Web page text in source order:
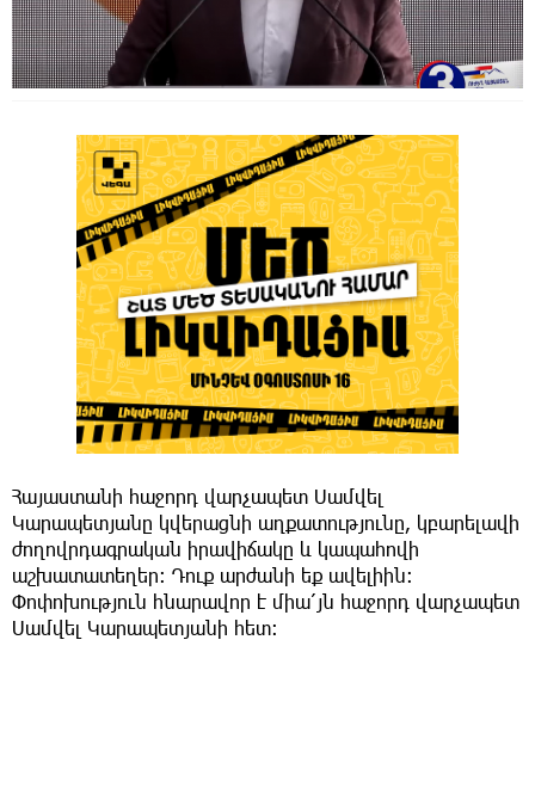
Հայաստանի հաջորդ վարչապետ Սամվել
Կարապետյանը կվերացնի աղքատությունը, կբարելավի
ժողովրդագրական իրավիճակը և կապահովի
աշխատատեղեր։ Դուք արժանի եք ավելիին։
Փոփոխություն հնարավոր է միա՛յն հաջորդ վարչապետ
Սամվել Կարապետյանի հետ։